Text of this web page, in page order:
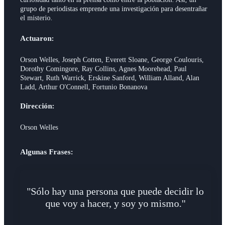
grupo de periodistas emprende una investigación para desentrañar
el misterio.
Actuaron:
Orson Welles, Joseph Cotten, Everett Sloane, George Coulouris,
Dorothy Comingore, Ray Collins, Agnes Moorehead, Paul
Stewart, Ruth Warrick, Erskine Sanford, William Alland, Alan
Ladd, Arthur O'Connell, Fortunio Bonanova
Dirección:
Orson Welles
Algunas Frases:
"Sólo hay una persona que puede decidir lo
que voy a hacer, y soy yo mismo."